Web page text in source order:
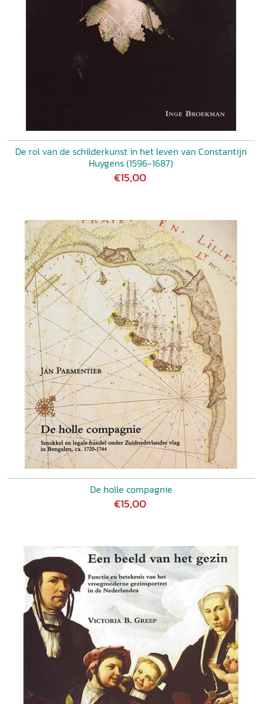
De rol van de schilderkunst in het leven van Constantijn
Huygens (1596-1687)
€15,00
De holle compagnie
€15,00